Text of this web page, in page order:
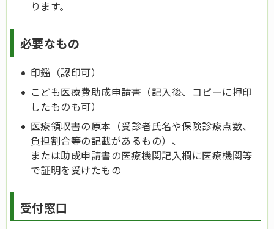
ります。
必要なもの
印鑑（認印可）
こども医療費助成申請書（記入後、コピーに押印
したものも可）
医療領収書の原本（受診者氏名や保険診療点数、
負担割合等の記載があるもの）、
または助成申請書の医療機関記入欄に医療機関等
で証明を受けたもの
受付窓口